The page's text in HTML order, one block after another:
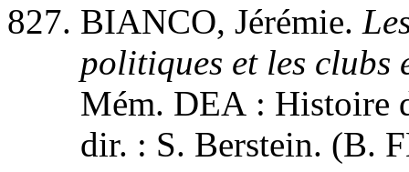
BIANCO, Jérémie.
politiques et les clubs
Mém. DEA : Histoire
dir. : S. Berstein. (B.